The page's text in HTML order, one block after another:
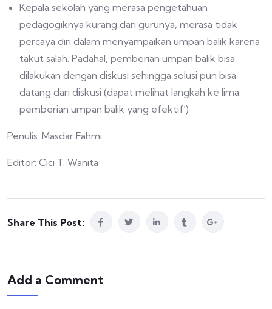
Kepala sekolah yang merasa pengetahuan
pedagogiknya kurang dari gurunya, merasa tidak
percaya diri dalam menyampaikan umpan balik karena
takut salah. Padahal, pemberian umpan balik bisa
dilakukan dengan diskusi sehingga solusi pun bisa
datang dari diskusi (dapat melihat langkah ke lima
pemberian umpan balik yang efektif’)
Penulis: Masdar Fahmi
Editor: Cici T. Wanita
Share This Post:
Add a Comment